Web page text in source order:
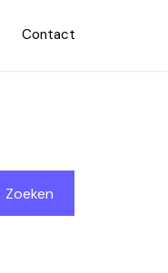
Contact